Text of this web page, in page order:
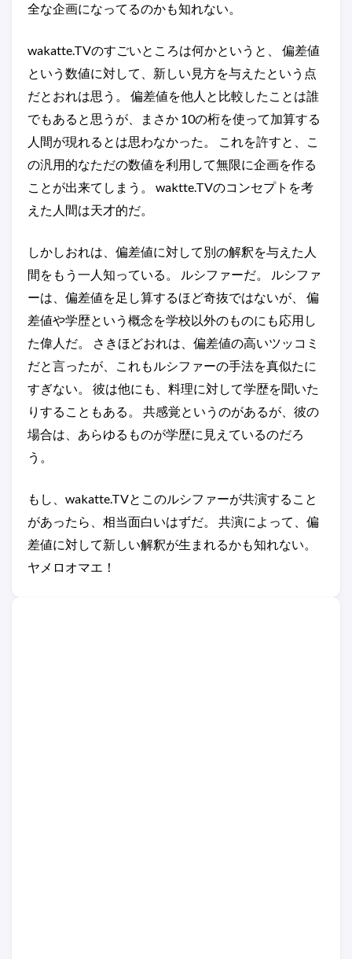
全な企画になってるのかも知れない。
wakatte.TVのすごいところは何かというと、 偏差値
という数値に対して、新しい見方を与えたという点
だとおれは思う。 偏差値を他人と比較したことは誰
でもあると思うが、まさか 10の桁を使って加算する
人間が現れるとは思わなかった。 これを許すと、こ
の汎用的なただの数値を利用して無限に企画を作る
ことが出来てしまう。 waktte.TVのコンセプトを考
えた人間は天才的だ。
しかしおれは、偏差値に対して別の解釈を与えた人
間をもう一人知っている。 ルシファーだ。 ルシファ
ーは、偏差値を足し算するほど奇抜ではないが、 偏
差値や学歴という概念を学校以外のものにも応用し
た偉人だ。 さきほどおれは、偏差値の高いツッコミ
だと言ったが、これもルシファーの手法を真似たに
すぎない。 彼は他にも、料理に対して学歴を聞いた
りすることもある。 共感覚というのがあるが、彼の
場合は、あらゆるものが学歴に見えているのだろ
う。
もし、wakatte.TVとこのルシファーが共演すること
があったら、相当面白いはずだ。 共演によって、偏
差値に対して新しい解釈が生まれるかも知れない。
ヤメロオマエ！